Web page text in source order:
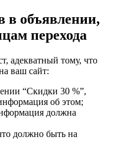
в объявлении,
перехода
адекватный тому, что
ваш сайт:
“Скидки 30 %”,
об этом;
должна
должно быть на